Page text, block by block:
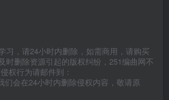
习，请24小时内删除，如需商用，请购买
时删除资源引起的版权纠纷，251编曲网不
权行为请邮件到：
们会在24小时内删除侵权内容，敬请原